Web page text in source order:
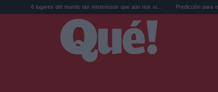
del mundo tan misteriosos que aún nos si... Predicción para el eclipse del 12